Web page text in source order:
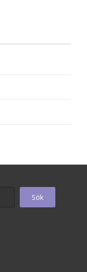
Sök